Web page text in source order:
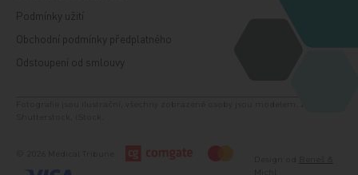
Podmínky užití
Obchodní podmínky předplatného
Odstoupení od smlouvy